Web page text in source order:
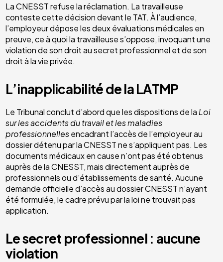
La CNESST refuse la réclamation. La travailleuse
conteste cette décision devant le TAT. À l’audience,
l’employeur dépose les deux évaluations médicales en
preuve, ce à quoi la travailleuse s’oppose, invoquant une
violation de son droit au secret professionnel et de son
droit à la vie privée.
L’inapplicabilité de la LATMP
Le Tribunal conclut d’abord que les dispositions de la Loi
sur les accidents du travail et les maladies
professionnellesencadrant l’accès de l’employeur au
dossier détenu par la CNESST ne s’appliquent pas. Les
documents médicaux en cause n’ont pas été obtenus
auprès de la CNESST, mais directement auprès de
professionnels ou d’établissements de santé. Aucune
demande officielle d’accès au dossier CNESST n’ayant
été formulée, le cadre prévu par la loi ne trouvait pas
application.
Le secret professionnel : aucune
violation